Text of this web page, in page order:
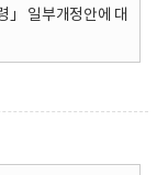
」 일부개정안에 대